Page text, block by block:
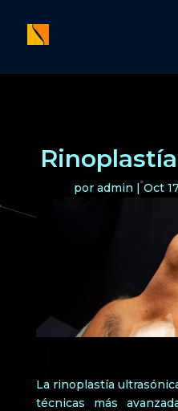
por admin |Oct
La rinoplastía
técnicas más